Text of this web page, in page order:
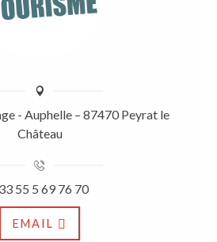
- Auphelle – 87470 Peyrat le
Château
55 5 69 76 70
EMAIL